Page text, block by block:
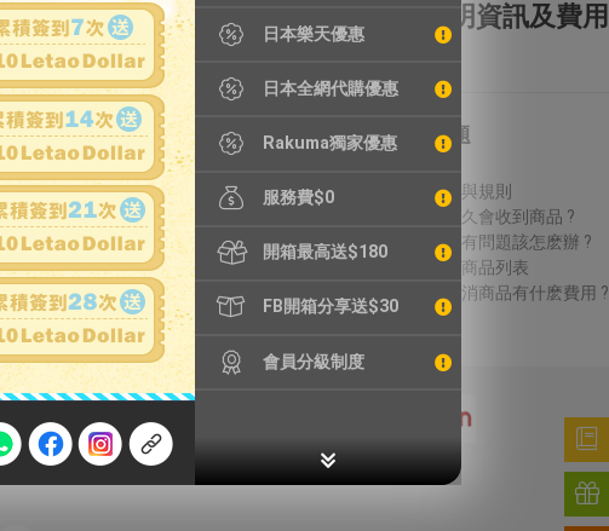
日本樂天優惠
日本全網代購優惠
Rakuma獨家優惠
服務費$0
開箱最高送$180
FB開箱分享送$30
會員分級制度
損壞全額理賠 全透明資訊及費用
特別服務
鐵壺漏水檢測
精品鑑定
輪框拆除
加強包裝
常見問題
議價方式與規則
結標後多久會收到商品 ?
收到商品有問題該怎麽辦 ?
無法進口商品列表
得標後取消商品有什麽費用 ?